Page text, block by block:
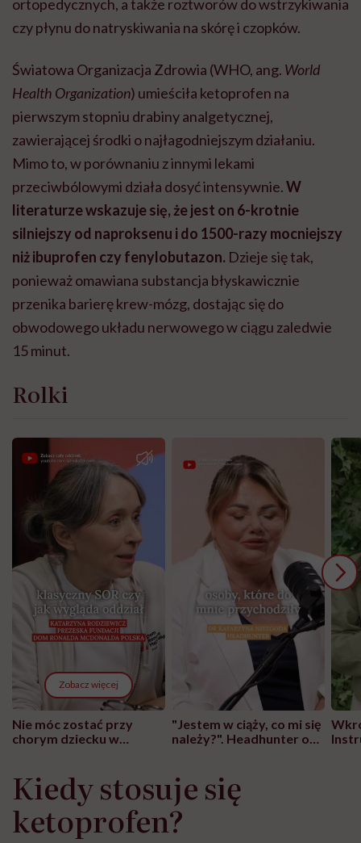
ortopedycznych, a także roztworów do wstrzykiwania
czy płynu do natryskiwania na skórę i czopków.
Światowa Organizacja Zdrowia (WHO, ang. World
Health Organization) umieściła ketoprofen na
pierwszym stopniu drabiny analgetycznej,
zawierającej środki o najłagodniejszym działaniu.
Mimo to, w porównaniu z innymi lekami
przeciwbólowymi działa dosyć intensywnie.W
literaturze wskazuje się, że jest on 6-krotnie
silniejszy od naproksenu i do 1500-razy mocniejszy
niż ibuprofen czy fenylobutazon. Dzieje się tak,
ponieważ omawiana substancja błyskawicznie
przenika barierę krew-mózg, dostając się do
obwodowego układu nerwowego w ciągu zaledwie
15 minut.
Rolki
Zobacz więcej
Nie móc zostać przy
chorym dziecku w
może chyba tylko
głupota i brak
wyobraźni"
"Jestem w ciąży, co mi się
należy?". Headhunter o
pracy
Kiedy stosuje się
ketoprofen?